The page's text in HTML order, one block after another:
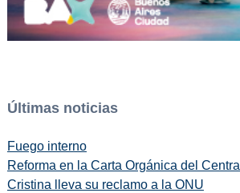
Últimas noticias
Fuego interno
Reforma en la Carta Orgánica del Central
Cristina lleva su reclamo a la ONU